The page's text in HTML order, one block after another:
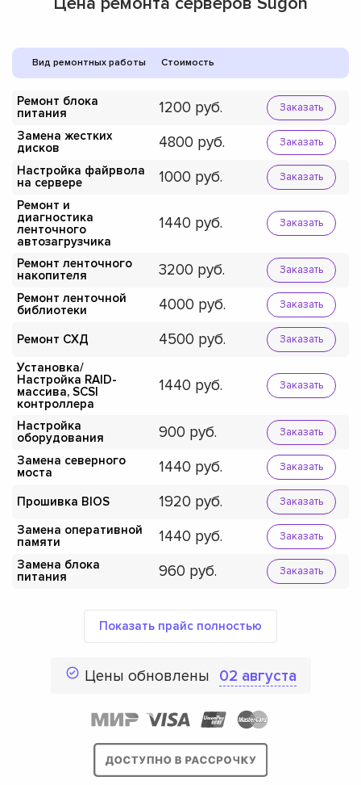
Вид ремонтных работы Стоимость
Ремонт блока
питания
1200 Заказать
Замена жестких
дисков
4800 Заказать
Настройка файрвола
на сервере
1000 Заказать
Ремонт и
диагностика
ленточного
автозагрузчика
1440 Заказать
Ремонт ленточного
накопителя
3200 Заказать
Ремонт ленточной
библиотеки
4000 Заказать
Ремонт СХД 4500 Заказать
Установка/
Настройка RAID-
массива, SCSI
контроллера
1440 Заказать
Настройка
оборудования
900 Заказать
Замена северного
моста
1440 Заказать
Прошивка BIOS 1920 Заказать
Замена оперативной
памяти
1440 Заказать
Замена блока
питания
960 Заказать
Показать прайс полностью
Цены обновлены 02 августа